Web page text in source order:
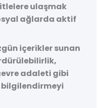
ulaşmak
ağlarda aktif
içerikler sunan
adaleti gibi